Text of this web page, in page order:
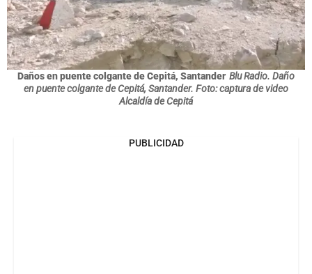
Daños en puente colgante de Cepitá, Santander Blu Radio. Daño
en puente colgante de Cepitá, Santander. Foto: captura de video
Alcaldía de Cepitá
PUBLICIDAD